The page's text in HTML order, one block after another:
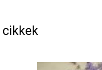
cikkek